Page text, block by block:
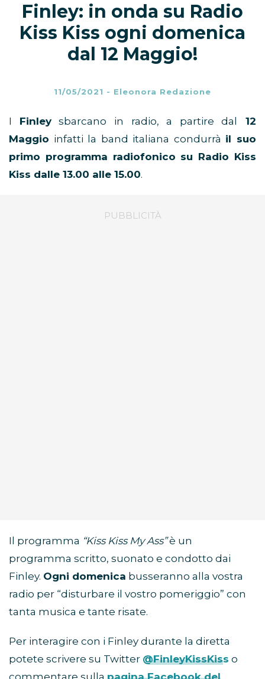
Finley: in onda su Radio
Kiss Kiss ogni domenica
dal 12 Maggio!
11/05/2021 - Eleonora Redazione
I Finleysbarcano in radio, a partire dal
12
Maggio infatti la band italiana condurrà il suo
primo programma radiofonico su Radio Kiss
Kiss dalle 13.00 alle 15.00.
Il programma “Kiss Kiss My Ass”è un
programma scritto, suonato e condotto dai
Finley. Ogni domenica busseranno alla vostra
radio per “disturbare il vostro pomeriggio” con
tanta musica e tante risate.
Per interagire con i Finley durante la diretta
potete scrivere su Twitter @FinleyKissKiss o